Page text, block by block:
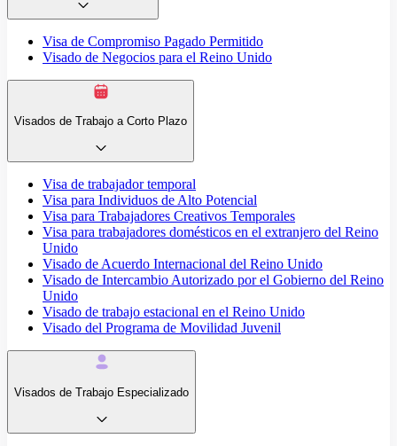
Visa de Compromiso Pagado Permitido
Visado de Negocios para el Reino Unido
Visados de Trabajo a Corto Plazo
Visa de trabajador temporal
Visa para Individuos de Alto Potencial
Visa para Trabajadores Creativos Temporales
Visa para trabajadores domésticos en el extranjero del Reino
Unido
Visado de Acuerdo Internacional del Reino Unido
Visado de Intercambio Autorizado por el Gobierno del Reino
Unido
Visado de trabajo estacional en el Reino Unido
Visado del Programa de Movilidad Juvenil
Visados de Trabajo Especializado